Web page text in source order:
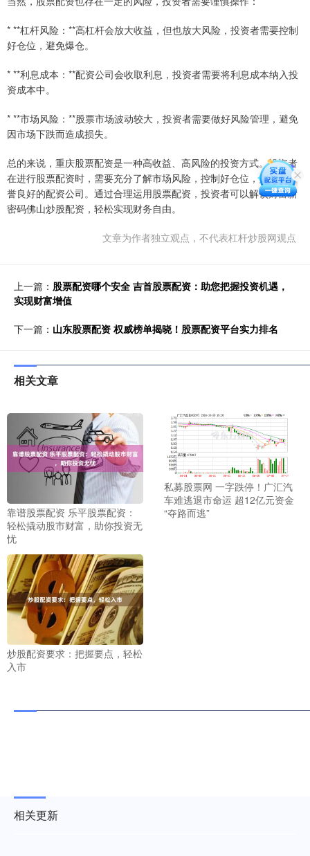
* **杠杆风险：**高杠杆会放大收益，但也放大风险，投资者需要控制
好仓位，避免爆仓。
* **利息成本：**配资公司会收取利息，投资者需要将利息成本纳入投
资成本中。
* **市场风险：**股票市场波动较大，投资者需要做好风险管理，避免
因市场下跌而造成损失。
总的来说，重庆股票配资是一种高收益、高风险的投资方式。投资者
在进行股票配资时，需要充分了解市场风险，控制好仓位，并选择信
誉良好的配资公司。通过合理运用股票配资，投资者可以解锁财富新
密码佛山炒股配资，轻松实现财务自由。
文章为作者独立观点，不代表杠杆炒股网观点
上一篇： 股票配资哪个安全 吉首股票配资：助您把握投资机遇，
实现财富增值
下一篇： 山东股票配资 权威榜单揭晓！股票配资平台实力排名
相关文章
靠谱股票配资 乐平股票配资：
轻松撬动股市财富，助你投资无
忧
私募股票网 一字跌停！广汇汽
车难逃退市命运 超12亿元资金
“夺路而逃”
炒股配资要求：把握要点，轻松
入市
相关更新